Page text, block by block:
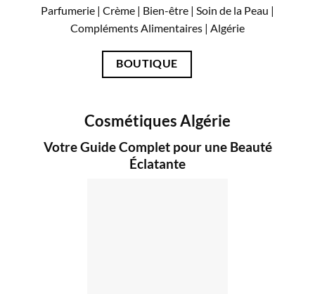
Parfumerie | Crème | Bien-être | Soin de la Peau |
Compléments Alimentaires | Algérie
BOUTIQUE
Cosmétiques Algérie
Votre Guide Complet pour une Beauté
Éclatante